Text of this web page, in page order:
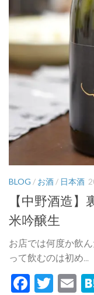
BLOG / お酒 / 日本酒
【中野酒造
米吟醸生
お店では何度か飲
って飲むのは初め...